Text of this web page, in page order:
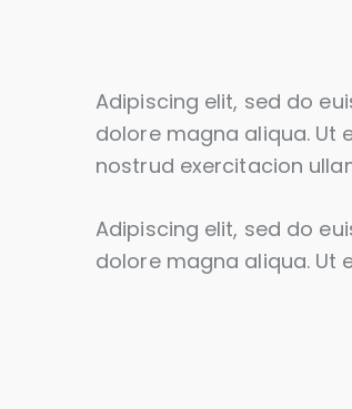
Adipiscing elit, sed do
dolore magna aliqua. Ut
nostrud exercitacion
Adipiscing elit, sed do
dolore magna aliqua. Ut